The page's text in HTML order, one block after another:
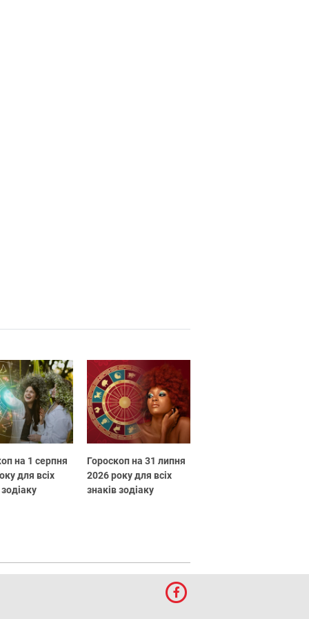
на 1 серпня
для всіх
Гороскоп на 31 липня
2026 року для всіх
знаків зодіаку